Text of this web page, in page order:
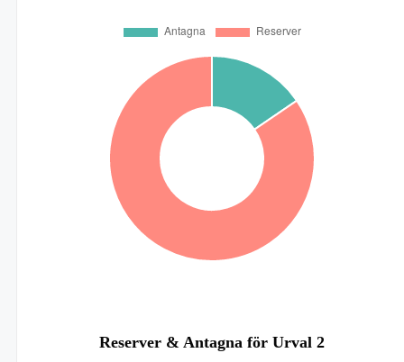
Reserver & Antagna för Urval 2